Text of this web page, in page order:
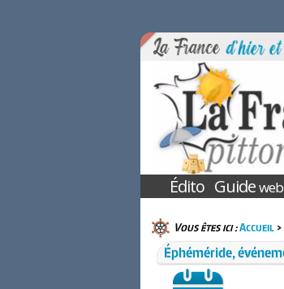
Édito Guideweb
Vous êtes ici :Accueil>
Éphéméride,